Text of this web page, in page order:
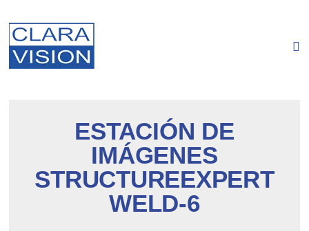
ESTACIÓN DE
IMÁGENES
STRUCTUREEXPERT
WELD-6